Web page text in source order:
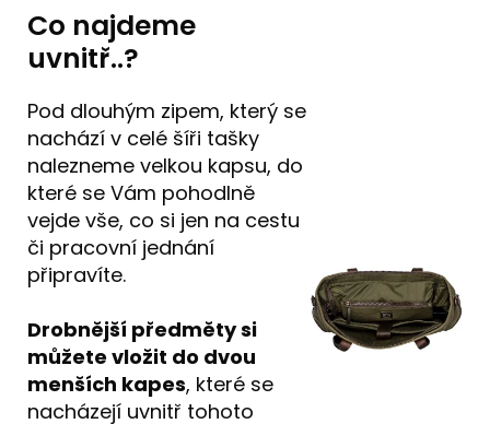
Co najdeme
uvnitř..?
Pod dlouhým zipem, který se
nachází v celé šíři tašky
nalezneme velkou kapsu, do
které se Vám pohodlně
vejde vše, co si jen na cestu
či pracovní jednání
připravíte.
Drobnější předměty si
můžete vložit do dvou
menších kapes, které se
nacházejí uvnitř tohoto